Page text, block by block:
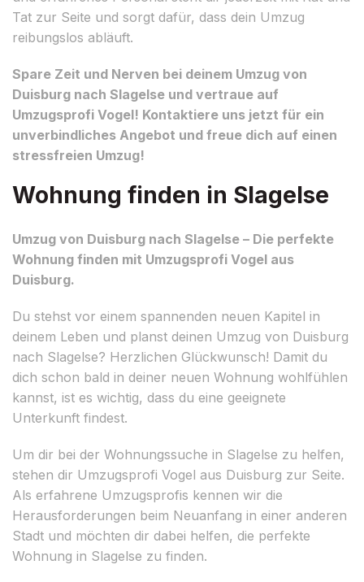
Tat zur Seite und sorgt dafür, dass dein Umzug
reibungslos abläuft.
Spare Zeit und Nerven bei deinem Umzug von
Duisburg nach Slagelse und vertraue auf
Umzugsprofi Vogel! Kontaktiere uns jetzt für ein
unverbindliches Angebot und freue dich auf einen
stressfreien Umzug!
Wohnung finden in Slagelse
Umzug von Duisburg nach Slagelse – Die perfekte
Wohnung finden mit Umzugsprofi Vogel aus
Duisburg.
Du stehst vor einem spannenden neuen Kapitel in
deinem Leben und planst deinen Umzug von Duisburg
nach Slagelse? Herzlichen Glückwunsch! Damit du
dich schon bald in deiner neuen Wohnung wohlfühlen
kannst, ist es wichtig, dass du eine geeignete
Unterkunft findest.
Um dir bei der Wohnungssuche in Slagelse zu helfen,
stehen dir Umzugsprofi Vogel aus Duisburg zur Seite.
Als erfahrene Umzugsprofis kennen wir die
Herausforderungen beim Neuanfang in einer anderen
Stadt und möchten dir dabei helfen, die perfekte
Wohnung in Slagelse zu finden.